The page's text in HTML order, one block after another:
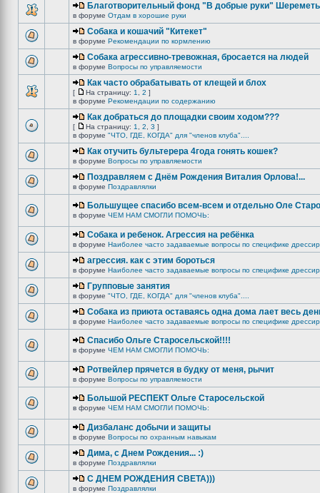
Благотворительный фонд "В добрые руки"
в форуме Отдам в хорошие руки
Собака и кошачий "Китекет"
в форуме Рекомендации по кормлению
Собака агрессивно-тревожная, бросается на людей
в форуме Вопросы по управляемости
Как часто обрабатывать от клещей и блох
[ На страницу: 1 2 ]
в форуме Рекомендации по содержанию
Как добраться до площадки своим ходом???
[ На страницу: 1 2 3 ]
в форуме "ЧТО, ГДЕ, КОГДА" для "членов клуба"....
Как отучить бультерера 4года гонять кошек?
в форуме Вопросы по управляемости
Поздравляем с Днём Рождения Виталия Орлова!...
в форуме Поздравлялки
Большущее спасибо всем-всем и отдельно Оле
в форуме ЧЕМ НАМ СМОГЛИ ПОМОЧЬ:
Собака и ребенок. Агрессия на ребёнка
в форуме Наиболее часто задаваемые вопросы по специфике
агрессия. как с этим бороться
в форуме Наиболее часто задаваемые вопросы по специфике
Групповые занятия
в форуме "ЧТО, ГДЕ, КОГДА" для "членов клуба"....
Собака из приюта оставаясь одна дома лает весь
в форуме Наиболее часто задаваемые вопросы по специфике
Спасибо Ольге Старосельской!!!!
в форуме ЧЕМ НАМ СМОГЛИ ПОМОЧЬ:
Ротвейлер прячется в будку от меня, рычит
в форуме Вопросы по управляемости
Большой РЕСПЕКТ Ольге Старосельской
в форуме ЧЕМ НАМ СМОГЛИ ПОМОЧЬ:
Дизбаланс добычи и защиты
в форуме Вопросы по охранным навыкам
Дима, с Днем Рождения... :)
в форуме Поздравлялки
C ДНЕМ РОЖДЕНИЯ СВЕТА)))
в форуме Поздравлялки